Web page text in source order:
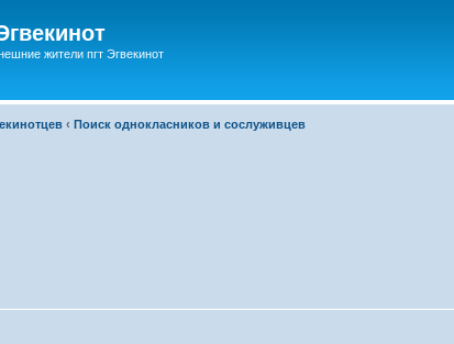
жители пгт Эгвекинот
‹ Поиск однокласников и сослуживцев